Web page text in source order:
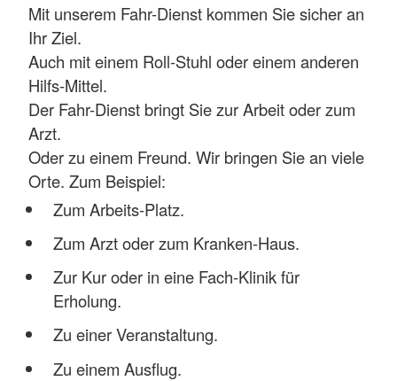
Mit unserem Fahr-Dienst kommen Sie sicher an
Ihr Ziel.
Auch mit einem Roll-Stuhl oder einem anderen
Hilfs-Mittel.
Der Fahr-Dienst bringt Sie zur Arbeit oder zum
Arzt.
Oder zu einem Freund. Wir bringen Sie an viele
Orte. Zum Beispiel:
Zum Arbeits-Platz.
Zum Arzt oder zum Kranken-Haus.
Zur Kur oder in eine Fach-Klinik für
Erholung.
Zu einer Veranstaltung.
Zu einem Ausflug.